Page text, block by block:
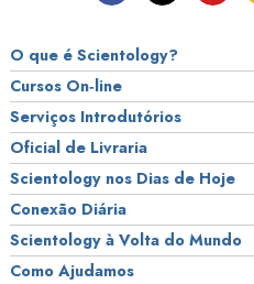
O que é Scientology?
Cursos On‑line
Serviços Introdutórios
Oficial de Livraria
Scientology nos Dias de Hoje
Conexão Diária
Scientology à Volta do Mundo
Como Ajudamos